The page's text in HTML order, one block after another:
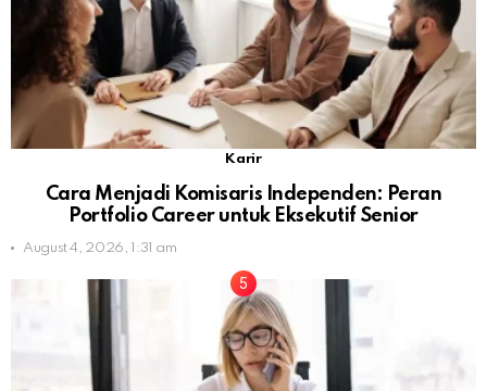
Karir
Cara Menjadi Komisaris Independen: Peran
Portfolio Career untuk Eksekutif Senior
August 4, 2026, 1:31 am